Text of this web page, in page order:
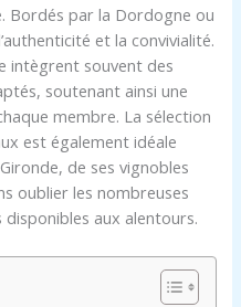
Bordés par la Dordogne ou
et la convivialité.
intègrent souvent des
soutenant ainsi une
membre. La sélection
est également idéale
de ses vignobles
oublier les nombreuses
aux alentours.